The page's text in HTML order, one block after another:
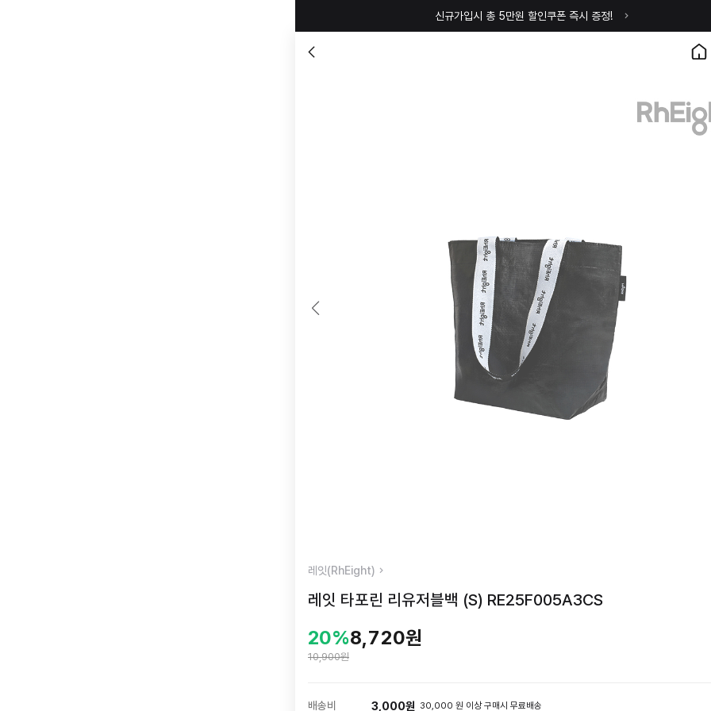
신규가입시 총 5만원 할인쿠폰 즉시 증정!
레잇(RhEight)
레잇 타포린 리유저블백 (S) RE25F005A3CS
20%8,720원
10,900원
배송비 3,000원 30,000 원 이상 구매시 무료배송